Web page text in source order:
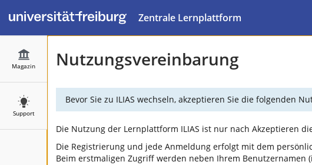
Zentrale Lernplattform
Magazin
Support
Nutzungsvereinbarung
Bevor Sie zu ILIAS wechseln, akzeptieren Sie die folgenden
Die Nutzung der Lernplattform ILIAS ist nur nach Akzeptieren
Die Registrierung und jede Anmeldung erfolgt mit dem
Beim erstmaligen Zugriff werden neben Ihrem